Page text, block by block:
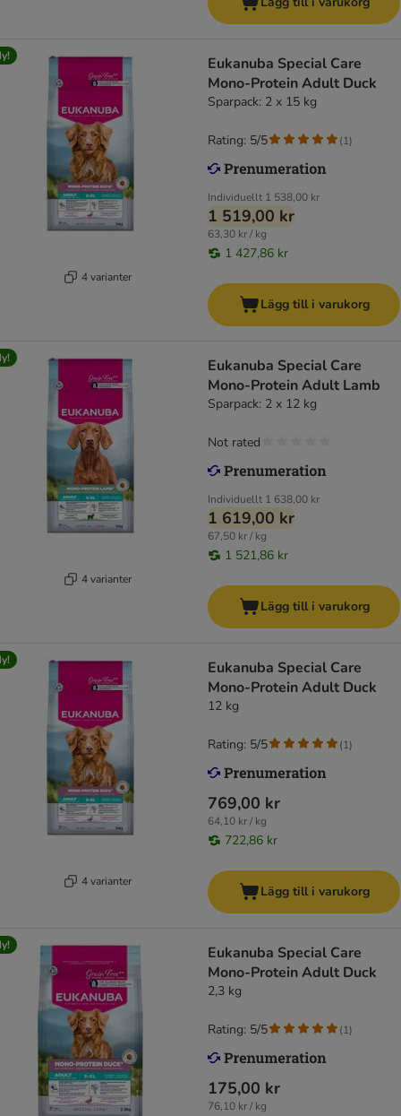
4 varianter
Eukanuba Special Care
Mono-Protein Adult Duck
Sparpack: 2 x 15 kg
Individuellt 1 538,00 kr
1 519,00 kr
63,30 kr / kg
1 427,86 kr
Rating: 5/5 (1)
Lägg till i varukorg
4 varianter
Eukanuba Special Care
Mono-Protein Adult Lamb
Sparpack: 2 x 12 kg
Individuellt 1 638,00 kr
1 619,00 kr
67,50 kr / kg
1 521,86 kr
Not rated
Lägg till i varukorg
4 varianter
Eukanuba Special Care
Mono-Protein Adult Duck
12 kg
769,00 kr
64,10 kr / kg
722,86 kr
Rating: 5/5 (1)
Lägg till i varukorg
Eukanuba Special Care
Mono-Protein Adult Duck
2,3 kg
175,00 kr
76,10 kr / kg
Rating: 5/5 (1)